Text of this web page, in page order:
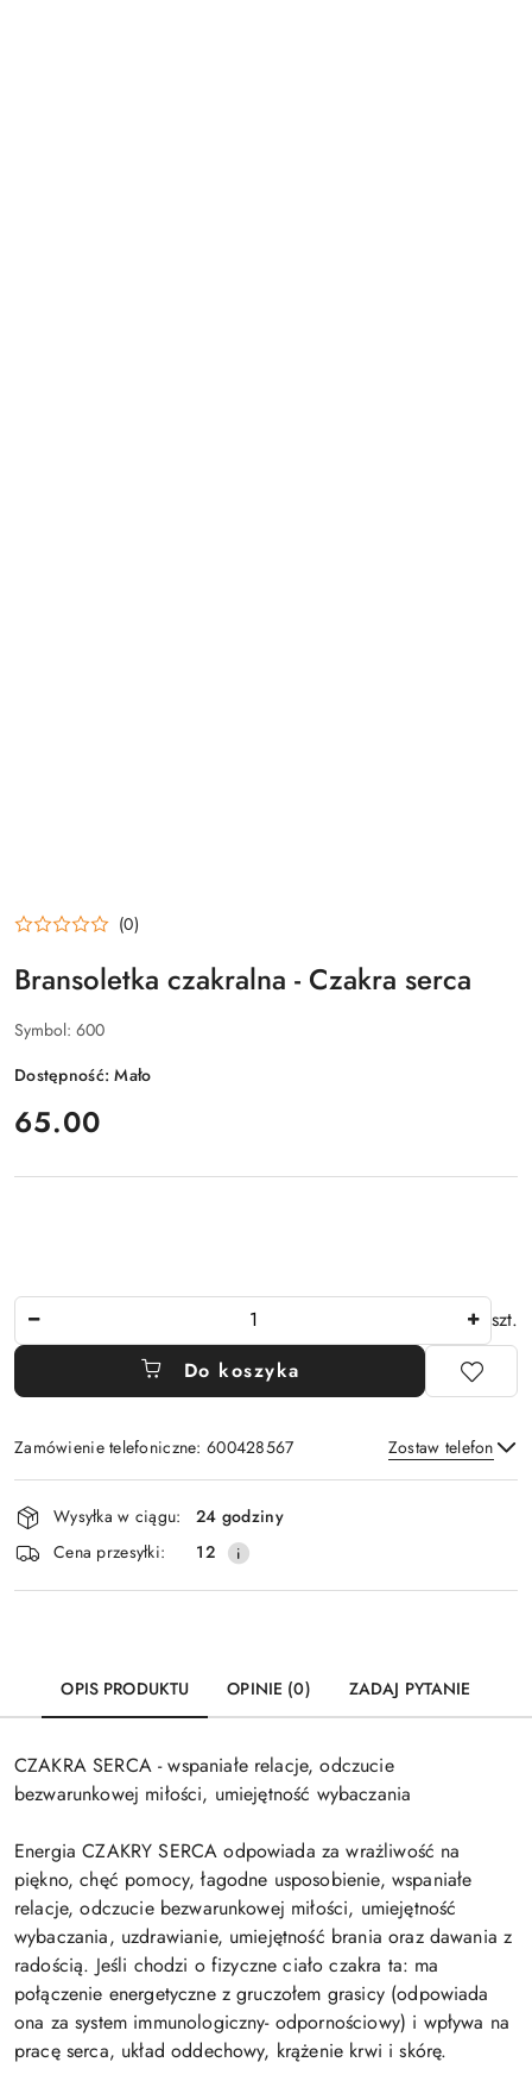
(0)
Bransoletka czakralna - Czakra serca
Symbol: 600
Dostępność:Mało
cena:
65.00
szt.
Do koszyka
Zamówienie telefoniczne: 600428567 Zostaw telefon
Wyślij
Dostępność
i
dostawa
Wysyłka w ciągu:
24 godziny
Cena przesyłki:
12
OPIS PRODUKTU OPINIE (0) ZADAJ PYTANIE
CZAKRA SERCA - wspaniałe relacje, odczucie
bezwarunkowej miłości, umiejętność wybaczania
Energia CZAKRY SERCA odpowiada za wrażliwość na
piękno, chęć pomocy, łagodne usposobienie, wspaniałe
relacje, odczucie bezwarunkowej miłości, umiejętność
wybaczania, uzdrawianie, umiejętność brania oraz dawania z
radością. Jeśli chodzi o fizyczne ciało czakra ta: ma
połączenie energetyczne z gruczołem grasicy (odpowiada
ona za system immunologiczny- odpornościowy) i wpływa na
pracę serca, układ oddechowy, krążenie krwi i skórę.